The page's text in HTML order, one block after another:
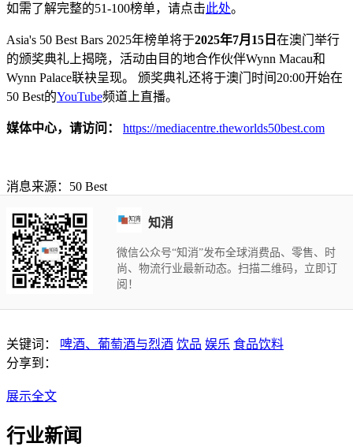
如需了解完整的51-100榜单，请点击此处。
Asia's 50 Best Bars 2025年榜单将于2025年7月 15 日 在澳门举行
的颁奖典礼上揭晓，活动由目的地合作伙伴Wynn Macau和
Wynn Palace联袂呈现。 颁奖典礼还将于澳门时间20:00开始在
50 Best的YouTube频道上直播。
媒体中心，请访问： https://mediacentre.theworlds50best.com
消息来源：50 Best
知消
微信公众号“知消”发布全球消费品、零售、时
尚、物流行业最新动态。扫描二维码，立即订
阅！
关键词： 啤酒、葡萄酒与烈酒 饮品 娱乐 食品饮料
分享到：
展示全文
行业新闻